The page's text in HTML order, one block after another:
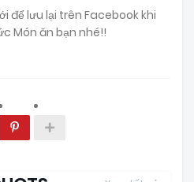
để lưu lại trên Facebook khi
Món ăn bạn nhé!!